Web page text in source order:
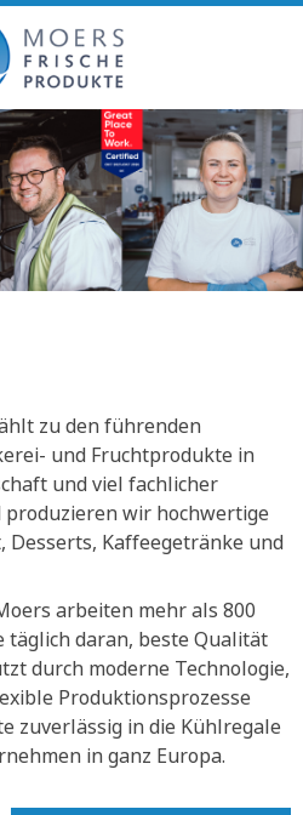
zu den führenden
und Fruchtprodukte in
und viel fachlicher
wir hochwertige
Desserts, Kaffeegetränke und
arbeiten mehr als 800
daran, beste Qualität
durch moderne Technologie,
Produktionsprozesse
zuverlässig in die Kühlregale
in ganz Europa.